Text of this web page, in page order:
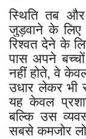
स्थिति तब और
जुड़वाने के लिए
रिश्वत देने के
पास अपने
नहीं होते, वे
उधार लेकर भी
यह केवल
बल्कि उस
सबसे कमजोर